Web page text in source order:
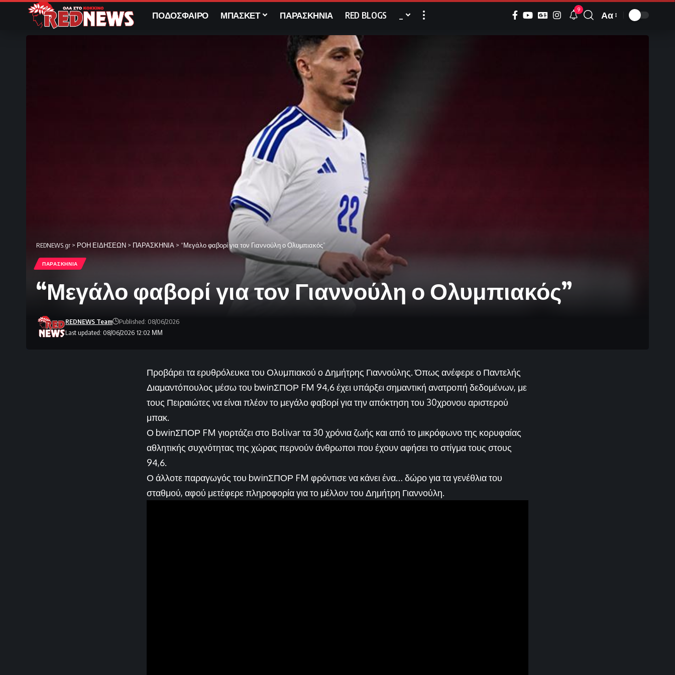
ΠΟΔΟΣΦΑΙΡΟ ΜΠΑΣΚΕΤ ΠΑΡΑΣΚΗΝΙΑ RED BLOGS 9
Font
Resizer
Αα
REDNEWS.gr > ΡΟΗ ΕΙΔΗΣΕΩΝ > ΠΑΡΑΣΚΗΝΙΑ > “Μεγάλο φαβορί για τον Γιαννούλη ο Ολυμπιακός”
ΠΑΡΑΣΚΗΝΙΑ
“Μεγάλο φαβορί για τον Γιαννούλη ο Ολυμπιακός”
Last updated: 08/06/2026 12:02 ΜΜ
REDNEWS Team Published: 08/06/2026
Προβάρει τα ερυθρόλευκα του Ολυμπιακού ο Δημήτρης Γιαννούλης. Όπως ανέφερε ο Παντελής
Διαμαντόπουλος μέσω του bwinΣΠΟΡ FM 94,6 έχει υπάρξει σημαντική ανατροπή δεδομένων, με
τους Πειραιώτες να είναι πλέον το μεγάλο φαβορί για την απόκτηση του 30χρονου αριστερού
μπακ.
Ο bwinΣΠΟΡ FM γιορτάζει στο Bolivar τα 30 χρόνια ζωής και από το μικρόφωνο της κορυφαίας
αθλητικής συχνότητας της χώρας περνούν άνθρωποι που έχουν αφήσει το στίγμα τους στους
94,6.
Ο άλλοτε παραγωγός του bwinΣΠΟΡ FM φρόντισε να κάνει ένα… δώρο για τα γενέθλια του
σταθμού, αφού μετέφερε πληροφορία για το μέλλον του Δημήτρη Γιαννούλη.